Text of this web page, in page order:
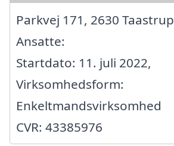
Parkvej 171, 2630 Taastrup
Ansatte:
Startdato: 11. juli 2022,
Virksomhedsform:
Enkeltmandsvirksomhed
CVR: 43385976